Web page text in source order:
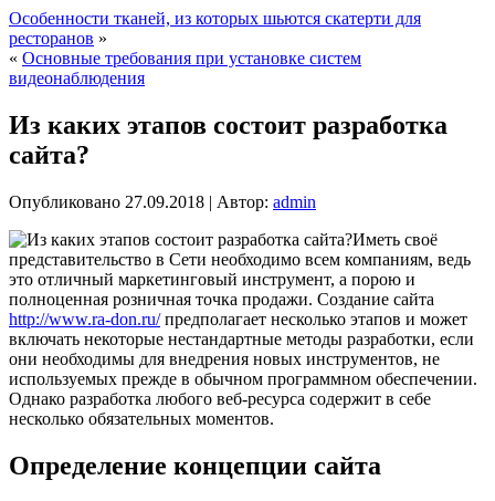
Особенности тканей, из которых шьются скатерти для
ресторанов »
« Основные требования при установке систем
видеонаблюдения
Из каких этапов состоит разработка
сайта?
Опубликовано 27.09.2018 | Автор: admin
Иметь своё
представительство в Сети необходимо всем компаниям, ведь
это отличный маркетинговый инструмент, а порою и
полноценная розничная точка продажи. Создание сайта
http://www.ra-don.ru/предполагает несколько этапов и может
включать некоторые нестандартные методы разработки, если
они необходимы для внедрения новых инструментов, не
используемых прежде в обычном программном обеспечении.
Однако разработка любого веб-ресурса содержит в себе
несколько обязательных моментов.
Определение концепции сайта